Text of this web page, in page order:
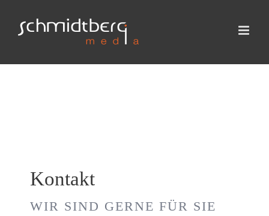
Inhalt
Kontakt
WIR SIND GERNE FÜR SIE